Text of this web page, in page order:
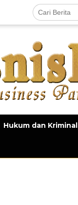
Hukum dan Kriminal